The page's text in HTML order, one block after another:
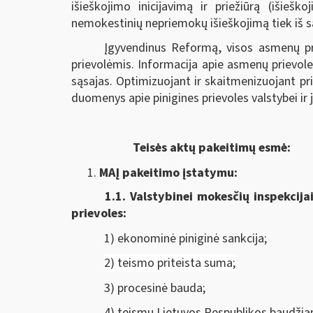
išieškojimo inicijavimą ir priežiūrą
nemokestinių nepriemokų išieškojimą tiek
Įgyvendinus Reformą, visos asmenų
prievolėmis. Informacija apie asmenų
sąsajas. Optimizuojant ir skaitmenizuojant
duomenys apie pinigines prievoles valstybei
Teisės aktų pakeitimų esmė:
MAĮ pakeitimo įstatymu:
1.1. Valstybinei mokesčių
prievoles:
1) ekonominė piniginė sankcija;
2) teismo priteista suma;
3) procesinė bauda;